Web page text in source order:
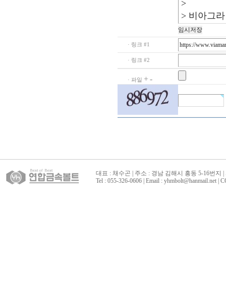
· 링크 #1
· 링크 #2
· 파일 + -
대표 : 채수곤 | 주소 : 경남 김해시 흥동 5-16번지 |
Tel : 055-326-0606 | Email : yhmbolt@hanmail.net